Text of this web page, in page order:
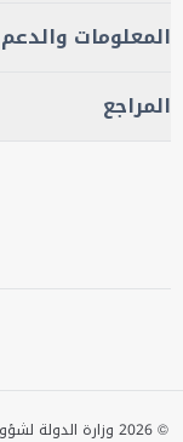
المعلومات والدعم
المراجع
©
2026 وزارة الدولة